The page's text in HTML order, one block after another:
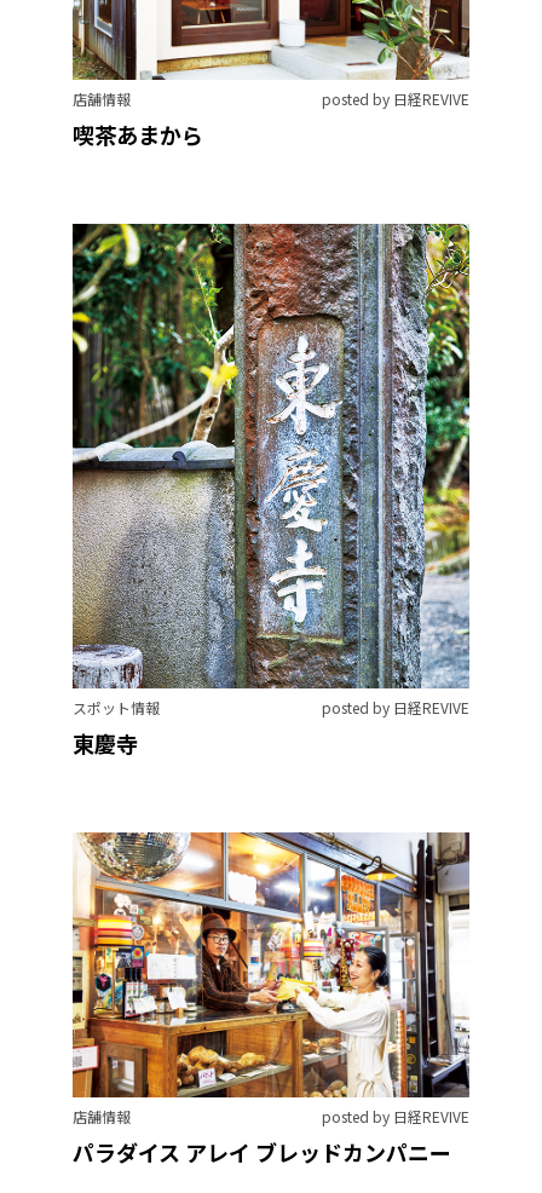
店舗情報 posted by 日経REVIVE
喫茶あまから
スポット情報 posted by 日経REVIVE
東慶寺
店舗情報 posted by 日経REVIVE
パラダイス アレイ ブレッドカンパニー